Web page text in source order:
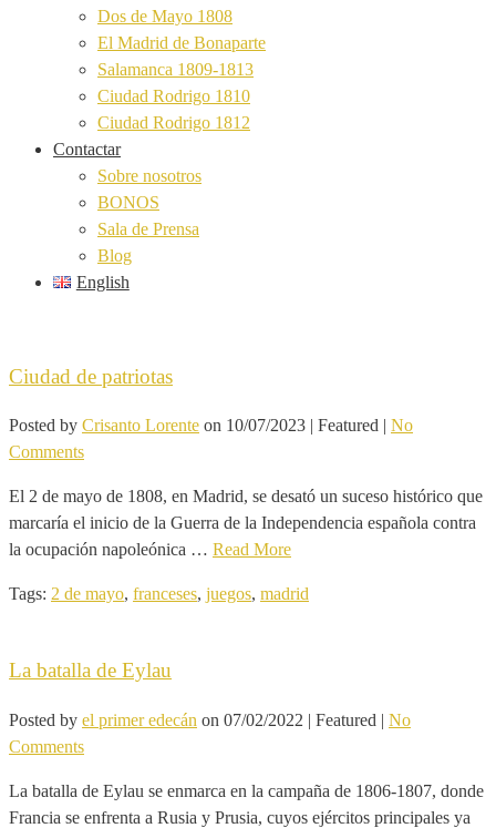
Dos de Mayo 1808
El Madrid de Bonaparte
Salamanca 1809-1813
Ciudad Rodrigo 1810
Ciudad Rodrigo 1812
Contactar
Sobre nosotros
BONOS
Sala de Prensa
Blog
English
Ciudad de patriotas
Posted by Crisanto Lorente on 10/07/2023 | Featured | No
Comments
El 2 de mayo de 1808, en Madrid, se desató un suceso histórico que
marcaría el inicio de la Guerra de la Independencia española contra
la ocupación napoleónica … Read More
Tags: 2 de mayo, franceses, juegos, madrid
La batalla de Eylau
Posted by el primer edecán on 07/02/2022 | Featured | No
Comments
La batalla de Eylau se enmarca en la campaña de 1806-1807, donde
Francia se enfrenta a Rusia y Prusia, cuyos ejércitos principales ya